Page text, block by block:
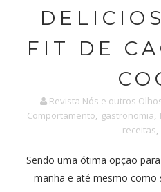
FIT DE
Revista Nós e outros
Comportamento, gastronomia,
receitas,
Sendo uma ótima opção
manhã e até mesmo como